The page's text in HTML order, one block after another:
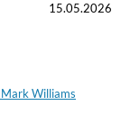
15.05.2026
Williams